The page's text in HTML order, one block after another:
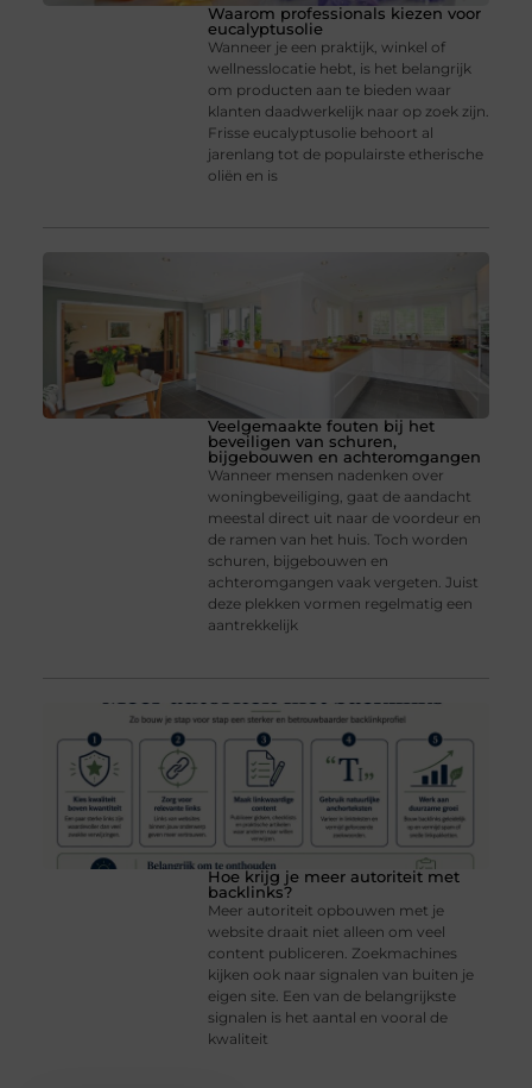
Waarom professionals kiezen voor
eucalyptusolie
Wanneer je een praktijk, winkel of
wellnesslocatie hebt, is het belangrijk
om producten aan te bieden waar
klanten daadwerkelijk naar op zoek zijn.
Frisse eucalyptusolie behoort al
jarenlang tot de populairste etherische
oliën en is
Veelgemaakte fouten bij het
beveiligen van schuren,
bijgebouwen en achteromgangen
Wanneer mensen nadenken over
woningbeveiliging, gaat de aandacht
meestal direct uit naar de voordeur en
de ramen van het huis. Toch worden
schuren, bijgebouwen en
achteromgangen vaak vergeten. Juist
deze plekken vormen regelmatig een
aantrekkelijk
Hoe krijg je meer autoriteit met
backlinks?
Meer autoriteit opbouwen met je
website draait niet alleen om veel
content publiceren. Zoekmachines
kijken ook naar signalen van buiten je
eigen site. Een van de belangrijkste
signalen is het aantal en vooral de
kwaliteit